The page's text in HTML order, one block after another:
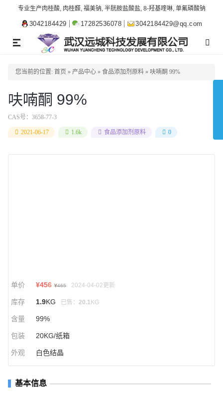
专业生产肉桂酸, 肉桂醛, 福美钠, 半胱胺盐酸盐, 8-羟基喹啉, 单氟磷酸钠
3042184429 17282536078 3042184429@qq.com
TOGGLE
NAVIGATION
您当前的位置: 首页 » 产品中心 » 食品添加剂原料 » 呋喃酮 99%
呋喃酮 99%
CAS号： 3658-77-3
2021-06-17 1.6k 食品添加剂原料 0
单价 ¥456 ¥465 2024-04-02更新
库存 1.9KG 已售： 20.1 KG
含量 99%
包装 20KG/纸箱
外观 白色结晶
基本信息